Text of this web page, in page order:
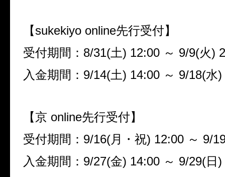
【sukekiyo online先行受付】
受付期間： 8/31(土) 12:00 ～ 9/9(火)
入金期間： 9/14(土) 14:00 ～ 9/18(水)
【京 online先行受付】
受付期間： 9/16(月・祝) 12:00 ～ 9/
入金期間： 9/27(金) 14:00 ～ 9/29(日 )